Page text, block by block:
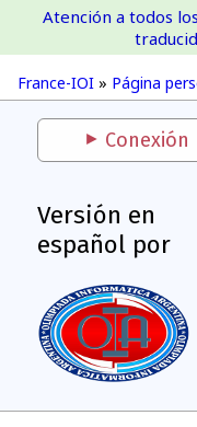
France-IOI » Página
Atención a todos
Conexión
Versión en
español por